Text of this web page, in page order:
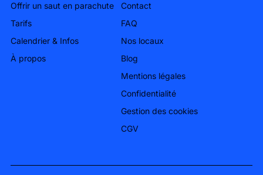
Offrir un saut en parachute
Tarifs
Calendrier & Infos
À propos
Contact
FAQ
Nos locaux
Blog
Mentions légales
Confidentialité
Gestion des cookies
CGV